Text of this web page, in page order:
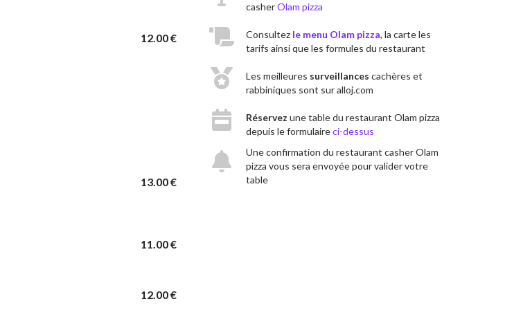
12.00 €
13.00 €
11.00 €
12.00 €
casherOlam pizza
Consultez le menu Olam pizza, la carte les
tarifs ainsi que les formules du restaurant
Les meilleures surveillances cachères et
rabbiniques sont sur alloj.com
Réservez une table du restaurant Olam pizza
depuis le formulaireci-dessus
Une confirmation du restaurant casher Olam
pizza vous sera envoyée pour valider votre
table